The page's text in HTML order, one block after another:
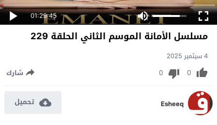
01:29:45
مسلسل الأمانة الموسم الثاني الحلقة 229
4 سبتمبر 2025
0
0 شارك
Esheeq تحميل